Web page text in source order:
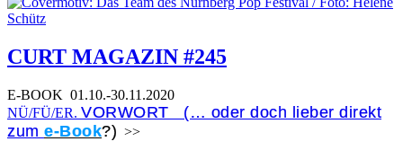
CURT MAGAZIN #245
E-BOOK 01.10.-30.11.2020
NÜ/FÜ/ER. VORWORT (… oder doch lieber direkt
zum e-Book?) >>